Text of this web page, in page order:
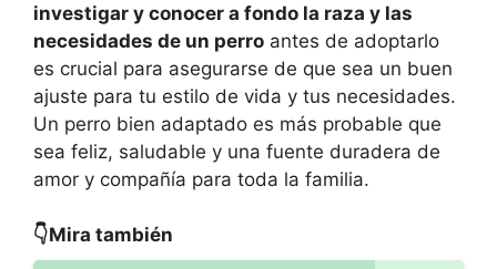
investigar y conocer a fondo la raza y las
necesidades de un perro antes de adoptarlo
es crucial para asegurarse de que sea un buen
ajuste para tu estilo de vida y tus necesidades.
Un perro bien adaptado es más probable que
sea feliz, saludable y una fuente duradera de
amor y compañía para toda la familia.
👇Mira también